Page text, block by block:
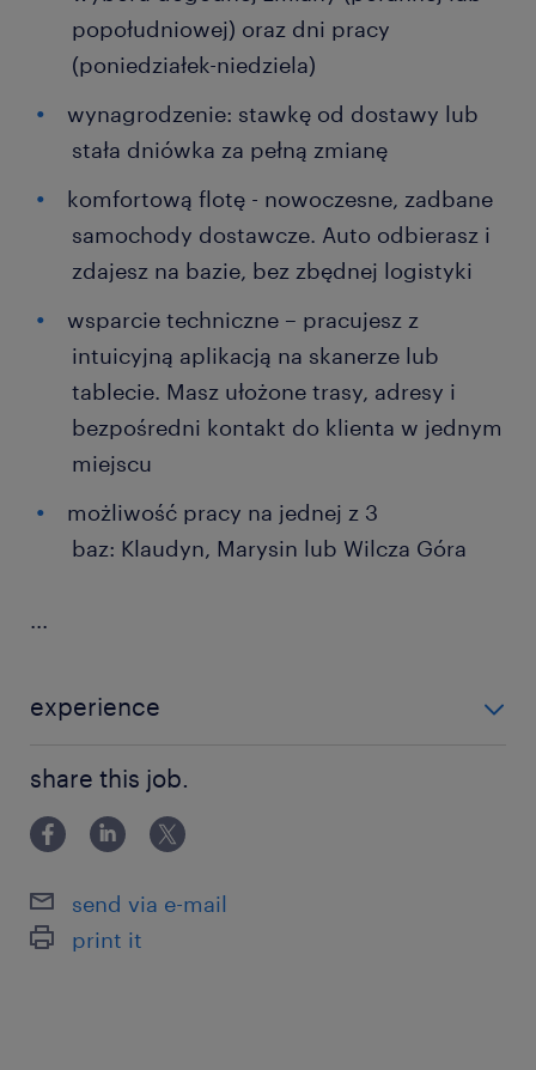
popołudniowej) oraz dni pracy
(poniedziałek-niedziela)
wynagrodzenie: stawkę od dostawy lub
stała dniówka za pełną zmianę
komfortową flotę - nowoczesne, zadbane
samochody dostawcze. Auto odbierasz i
zdajesz na bazie, bez zbędnej logistyki
wsparcie techniczne – pracujesz z
intuicyjną aplikacją na skanerze lub
tablecie. Masz ułożone trasy, adresy i
bezpośredni kontakt do klienta w jednym
miejscu
możliwość pracy na jednej z 3
baz: Klaudyn, Marysin lub Wilcza Góra
...
experience
share this job.
send via e-mail
print it